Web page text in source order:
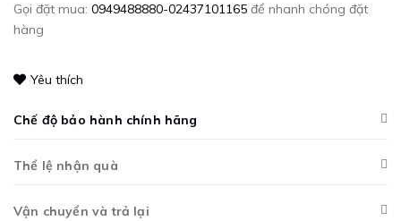
Gọi đặt mua: 0949488880-02437101165 để nhanh chóng đặt
hàng
Yêu thích
Chế độ bảo hành chính hãng
Thể lệ nhận quà
Vận chuyển và trả lại